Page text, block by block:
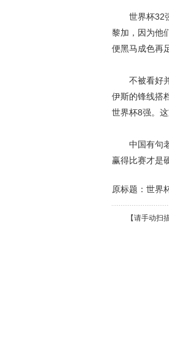
世界杯32强
黎加，因为他
便黑马成色再
不被看好并
伊斯的锋线搭
世界杯8强。
中国有句老
赢得比赛才是
原标题：世界
【请手动扫描